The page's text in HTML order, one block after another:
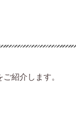
紹介します。